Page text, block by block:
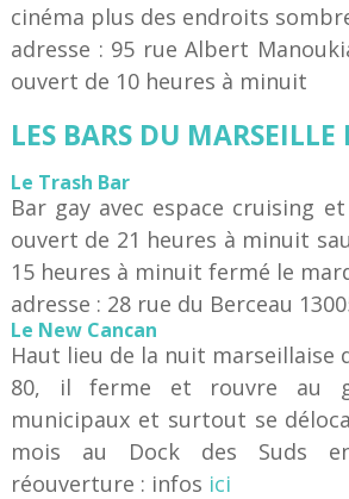
cinéma plus des endroits
adresse : 95 rue Albert
ouvert de 10 heures à minuit
LES BARS DU MARSEILLE
Le Trash Bar
Bar gay avec espace cruising
ouvert de 21 heures à minuit
15 heures à minuit fermé le
adresse : 28 rue du Berceau
Le New Cancan
Haut lieu de la nuit marseillaise
80, il ferme et rouvre au
municipaux et surtout se
mois au Dock des Suds
réouverture : infos ici